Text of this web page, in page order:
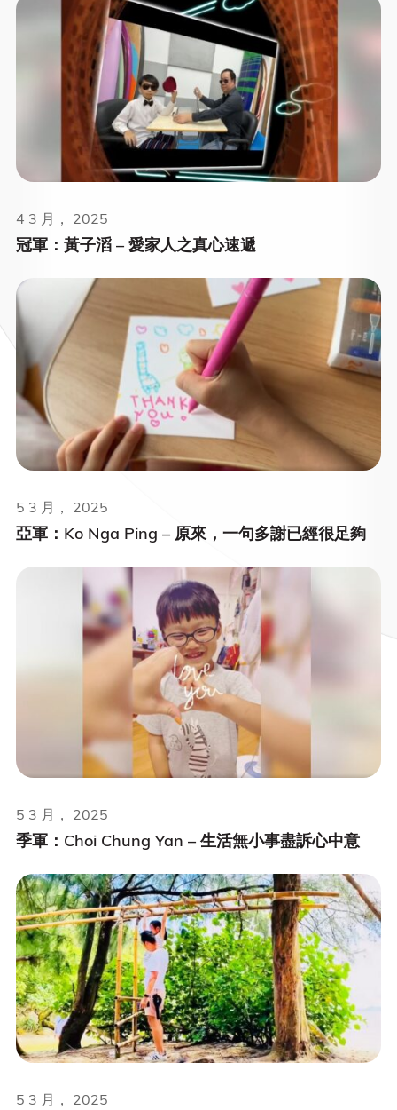
冠軍：黃子滔 – 愛家人之真心速遞
4 3 月， 2025
亞軍：Ko Nga Ping – 原來，一句多謝已經很足夠
5 3 月， 2025
季軍：Choi Chung Yan – 生活無小事盡訴心中意
5 3 月， 2025
5 3 月， 2025